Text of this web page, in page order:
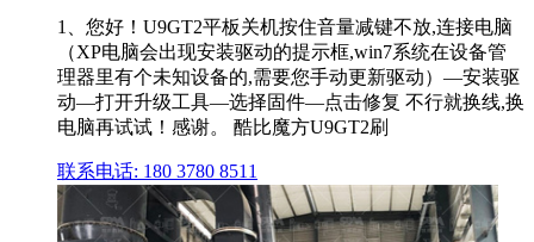
1、您好！U9GT2平板关机按住音量减键不放,连接电脑
（XP电脑会出现安装驱动的提示框,win7系统在设备管
理器里有个未知设备的,需要您手动更新驱动）—安装驱
动—打开升级工具—选择固件—点击修复 不行就换线,换
电脑再试试！感谢。 酷比魔方U9GT2刷
联系电话: 180 3780 8511